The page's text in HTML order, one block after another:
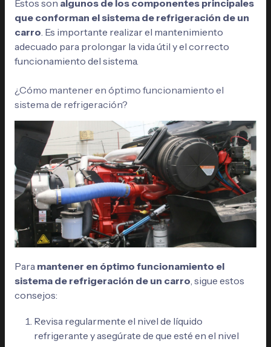
Estos son algunos de los componentes principales
que conforman el sistema de refrigeración de un
carro . Es importante realizar el mantenimiento
adecuado para prolongar la vida útil y el correcto
funcionamiento del sistema.
¿Cómo mantener en óptimo funcionamiento el
sistema de refrigeración?
Para mantener en óptimo funcionamiento el
sistema de refrigeración de un carro , sigue estos
consejos:
Revisa regularmente el nivel de líquido
refrigerante y asegúrate de que esté en el nivel